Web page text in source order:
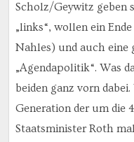
Scholz/Geywitz geben
„links“, wollen ein
Nahles) und auch eine
„Agendapolitik“. Was
beiden ganz vorn
Generation der um die
Staatsminister Roth